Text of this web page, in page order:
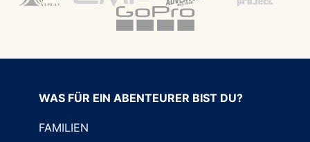
WAS FÜR EIN ABENTEURER BIST DU?
FAMILIEN